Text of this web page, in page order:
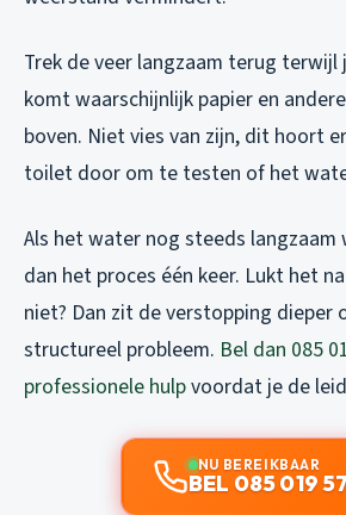
Trek de veer langzaam terug terwijl
komt waarschijnlijk papier en
boven. Niet vies van zijn, dit hoort
toilet door om te testen of het
Als het water nog steeds
dan het proces één keer. Lukt het
niet? Dan zit de verstopping dieper
structureel probleem. Bel dan 085
professionele hulpvoordat je de
NU BEREIKBAAR
BEL 085 019